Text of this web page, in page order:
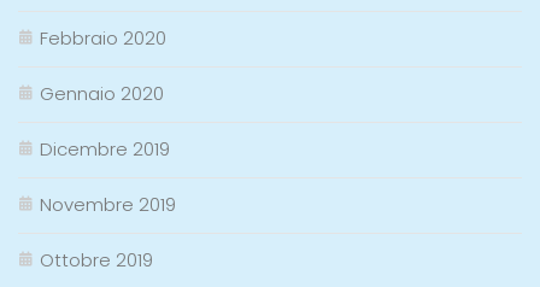
Febbraio 2020
Gennaio 2020
Dicembre 2019
Novembre 2019
Ottobre 2019